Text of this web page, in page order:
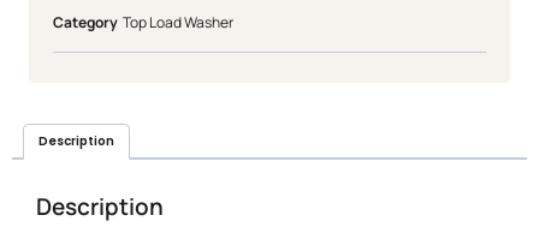
Category Top Load Washer
Description
Description